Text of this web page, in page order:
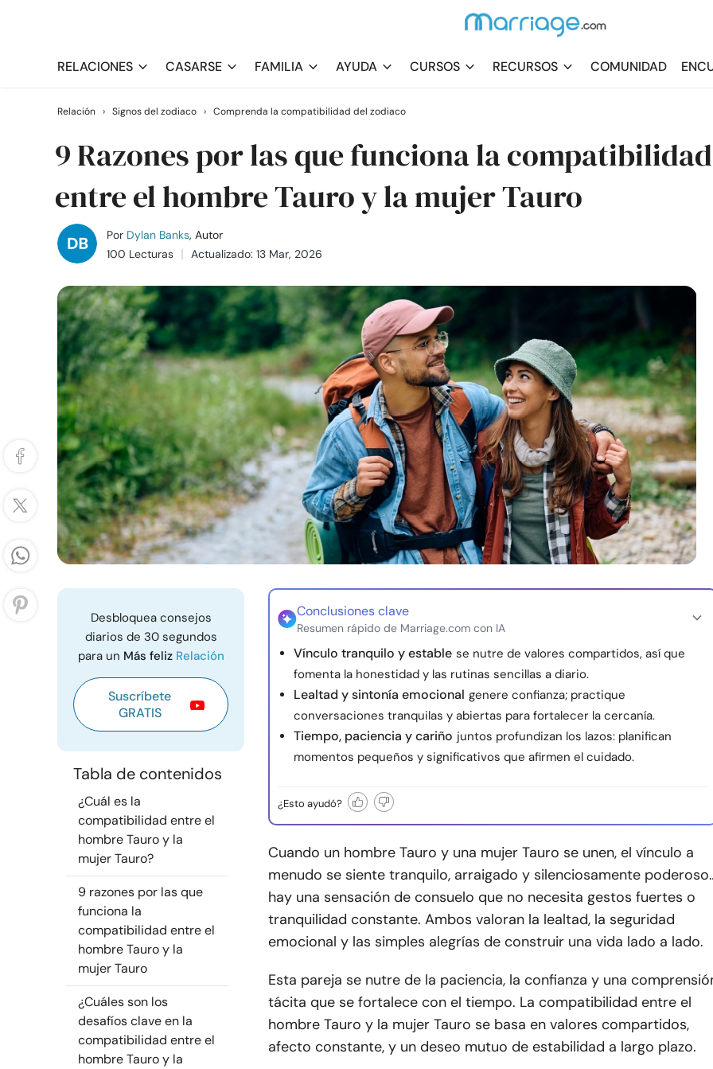
RELACIONES CASARSE FAMILIA AYUDA CURSOS RECURSOS COMUNIDAD
Relación › Signos del zodiaco › Comprenda la compatibilidad del zodiaco
9 Razones por las que funciona la compatibilidad
entre el hombre Tauro y la mujer Tauro
Por Dylan Banks, Autor
100 Lecturas
Actualizado: 13 Mar, 2026
Desbloquea consejos
diarios de 30 segundos
para un Más feliz Relación
Suscríbete
GRATIS
Tabla de contenidos
¿Cuál es la
compatibilidad entre el
hombre Tauro y la
mujer Tauro?
9 razones por las que
funciona la
compatibilidad entre el
hombre Tauro y la
mujer Tauro
¿Cuáles son los
desafíos clave en la
compatibilidad entre el
hombre Tauro y la
Conclusiones clave
Resumen rápido de Marriage.com con IA
Vínculo tranquilo y estable se nutre de valores compartidos, así que
fomenta la honestidad y las rutinas sencillas a diario.
Lealtad y sintonía emocional genere confianza; practique
conversaciones tranquilas y abiertas para fortalecer la cercanía.
Tiempo, paciencia y cariño juntos profundizan los lazos: planifican
momentos pequeños y significativos que afirmen el cuidado.
¿Esto ayudó?
Cuando un hombre Tauro y una mujer Tauro se unen, el vínculo a
menudo se siente tranquilo, arraigado y silenciosamente
hay una sensación de consuelo que no necesita gestos fuertes o
tranquilidad constante. Ambos valoran la lealtad, la seguridad
emocional y las simples alegrías de construir una vida lado a lado.
Esta pareja se nutre de la paciencia, la confianza y una
tácita que se fortalece con el tiempo. La compatibilidad entre el
hombre Tauro y la mujer Tauro se basa en valores compartidos,
afecto constante, y un deseo mutuo de estabilidad a largo plazo.